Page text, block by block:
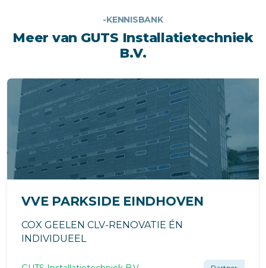
-KENNISBANK
Meer van GUTS Installatietechniek
B.V.
VVE PARKSIDE EINDHOVEN
COX GEELEN CLV-RENOVATIE ÉN
INDIVIDUEEL